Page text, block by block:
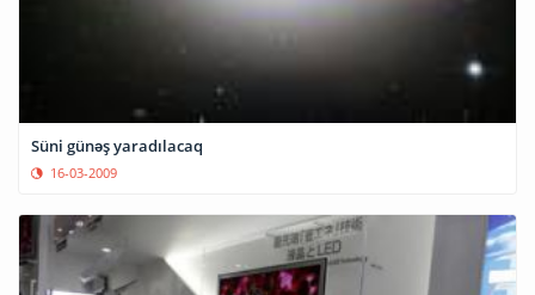
Süni günəş yaradılacaq
16-03-2009